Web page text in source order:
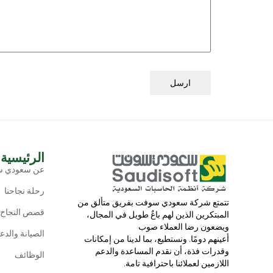
ارسل
تتمتع شركة سعودي سوفت بفریق متألق من
المبتكرین الذین لھم باعٌ طویل في المجال،
ویضعون رضا العملاء صوب
أعینھم دومًا. ونستطیع، بما لدینا من إمكانات
وقدرات فذة، أن نقدم المساعدة والدعم
اللازمین لعملائنا باحترافیة تامة.
الرئيسية
عن سعودي
رحلة نجاحنا
قصص النجاح
الصيانة
الوظائف